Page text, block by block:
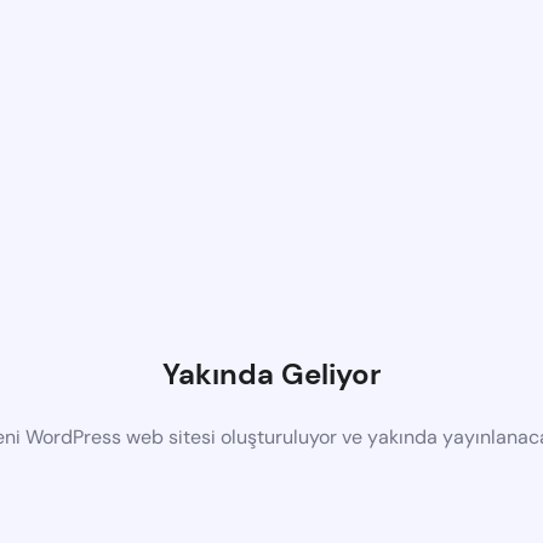
Yakında Geliyor
WordPress web sitesi oluşturuluyor ve yakında